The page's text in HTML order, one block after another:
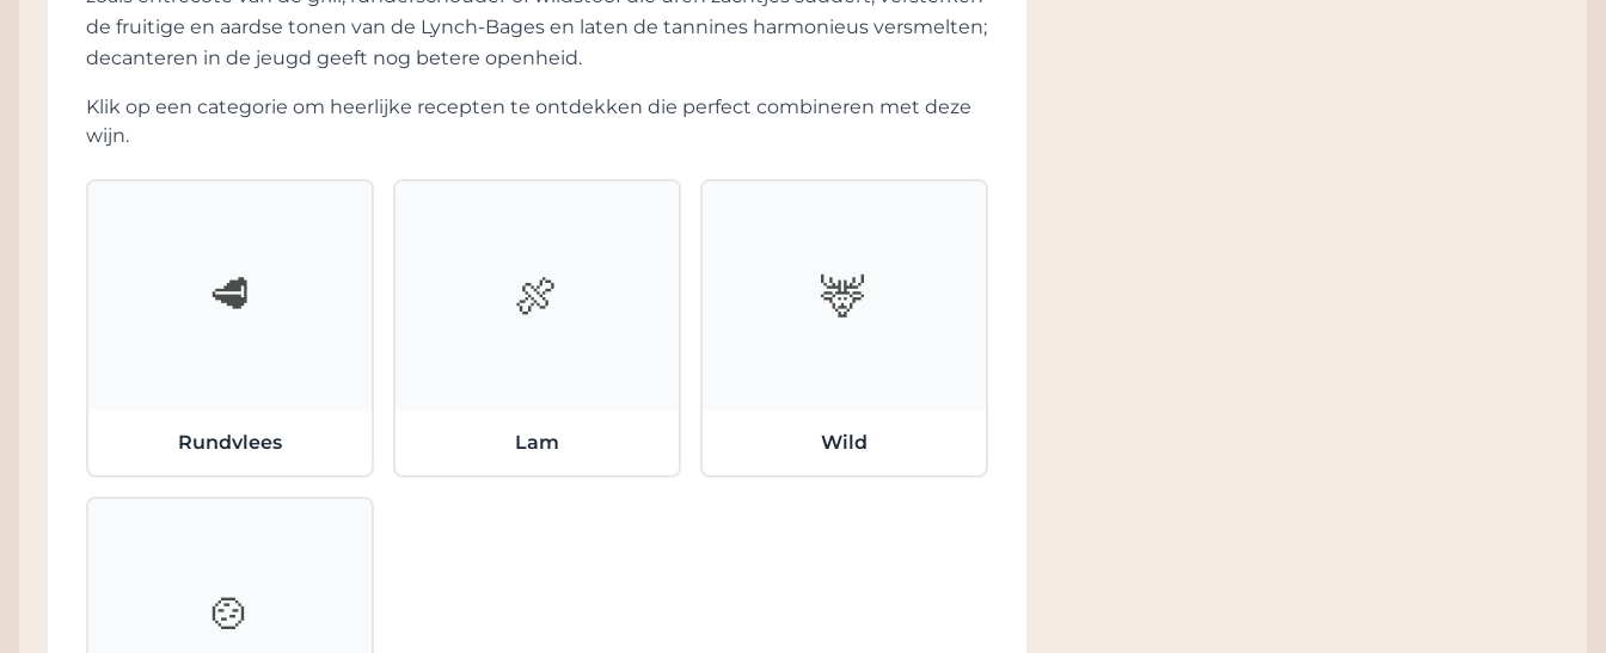
de fruitige en aardse tonen van de Lynch‑Bages en laten de tannines harmonieus versmelten;
decanteren in de jeugd geeft nog betere openheid.
Klik op een categorie om heerlijke recepten te ontdekken die perfect combineren met deze
wijn.
🥩
Rundvlees
🍖
Lam
🦌
Wild
🍲